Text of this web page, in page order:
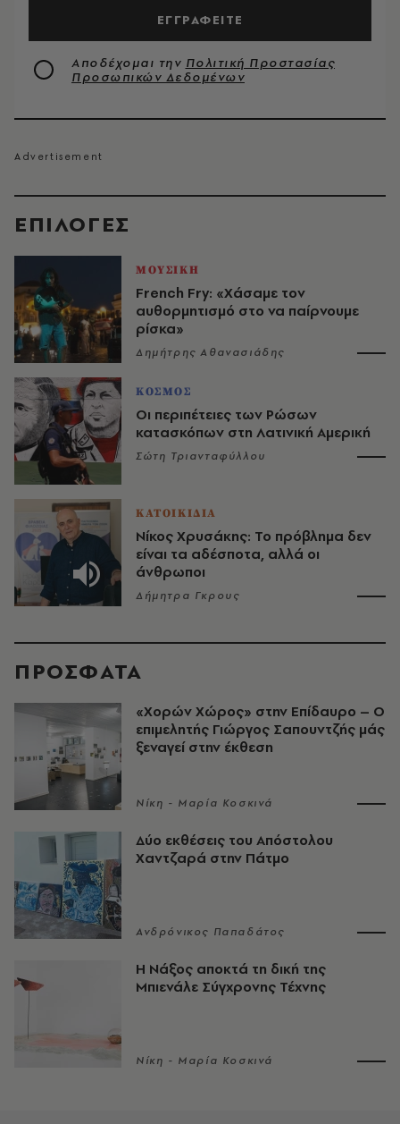
EΠΙΛΟΓΈΣ
ΜΟΥΣΙΚΗ
French Fry: «Χάσαμε τον
αυθορμητισμό στο να παίρνουμε
ρίσκα»
Δημήτρης Αθανασιάδης
ΚΟΣΜΟΣ
Οι περιπέτειες των Ρώσων
κατασκόπων στη Λατινική Αμερική
Σώτη Τριανταφύλλου
ΚΑΤΟΙΚΙΔΙΑ
Νίκος Χρυσάκης: Το πρόβλημα δεν
είναι τα αδέσποτα, αλλά οι
άνθρωποι
Δήμητρα Γκρους
ΕΓΓΡΑΦΕΙΤΕ
Αποδέχομαι την Πολιτική Προστασίας
Προσωπικών Δεδομένων
ΠΡΟΣΦΑΤΑ
«Χορών Χώρος» στην Επίδαυρο – Ο
επιμελητής Γιώργος Σαπουντζής μάς
ξεναγεί στην έκθεση
Νίκη - Μαρία Κοσκινά
Δύο εκθέσεις του Απόστολου
Χαντζαρά στην Πάτμο
Ανδρόνικος Παπαδάτος
Η Νάξος αποκτά τη δική της
Μπιενάλε Σύγχρονης Τέχνης
Νίκη - Μαρία Κοσκινά